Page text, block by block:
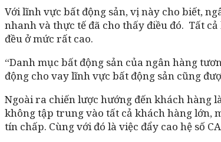
Với lĩnh vực bất động sản, vị này cho biết,
nhanh và thực tế đã cho thấy điều đó. Tất
đều ở mức rất cao.
“Danh mục bất động sản của ngân hàng
động cho vay lĩnh vực bất động sản cũng
Ngoài ra chiến lược hướng đến khách hàng
không tập trung vào tất cả khách hàng lớn,
tín chấp. Cùng với đó là việc đẩy cao hệ số